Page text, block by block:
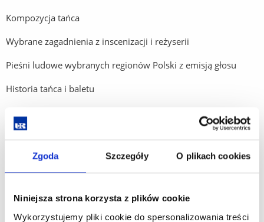
Zgoda Szczegóły O plikach cookies
Niniejsza strona korzysta z plików cookie
Wykorzystujemy pliki cookie do spersonalizowania treści
Kompozycja tańca
Wybrane zagadnienia z inscenizacji i reżyserii
Pieśni ludowe wybranych regionów Polski z emisją głosu
Historia tańca i baletu
Zarządzanie i marketing w kulturze
Ekspresja muzyczno-ruchowa z rytmiką